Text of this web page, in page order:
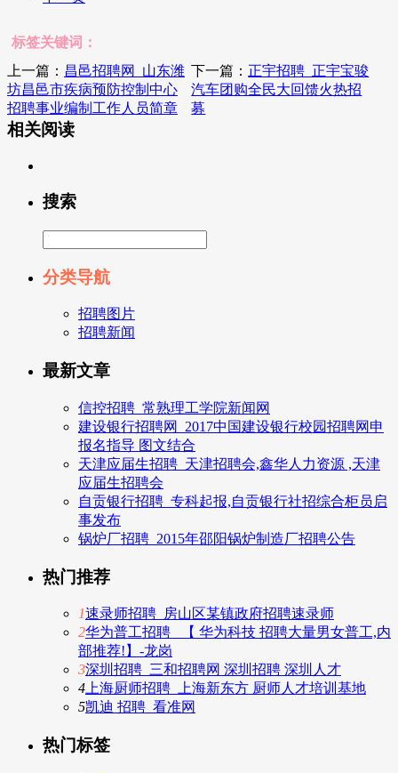
标签关键词：
上一篇： 昌邑招聘网_山东潍
坊昌邑市疾病预防控制中心
招聘事业编制工作人员简章
下一篇： 正宇招聘_正宇宝骏
汽车团购全民大回馈火热招
募
相关阅读
搜索
分类导航
招聘图片
招聘新闻
最新文章
信控招聘_常熟理工学院新闻网
建设银行招聘网_2017中国建设银行校园招聘网申
报名指导 图文结合
天津应届生招聘_天津招聘会,鑫华人力资源 ,天津
应届生招聘会
自贡银行招聘_专科起报,自贡银行社招综合柜员启
事发布
锅炉厂招聘_2015年邵阳锅炉制造厂招聘公告
热门推荐
1速录师招聘_房山区某镇政府招聘速录师
2华为普工招聘_ 【 华为科技 招聘大量男女普工,内
部推荐!】-龙岗
3深圳招聘_三和招聘网 深圳招聘 深圳人才
4 上海厨师招聘_上海新东方 厨师人才培训基地
5凯迪 招聘_看准网
热门标签